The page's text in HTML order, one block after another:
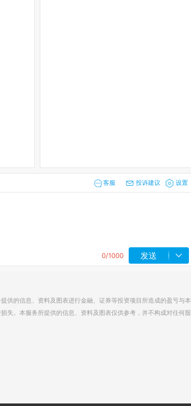
设置
投诉建议
客服
0/1000 发送
供的信息、资料及图表进行金融、证券等投资项目所造成的盈亏与本
失。本服务所提供的信息、资料及图表仅供参考，并不构成对任何股